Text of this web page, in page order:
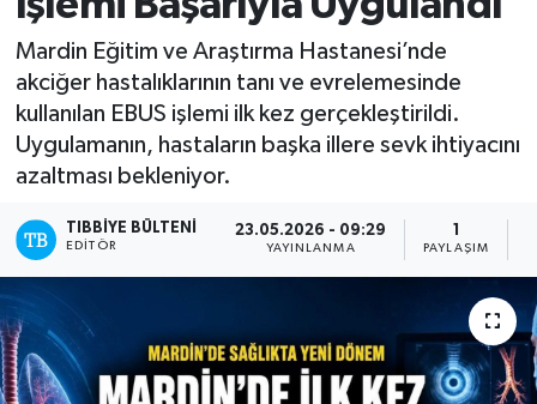
Mardin Eğitim ve Araştırma Hastanesi’nde
akciğer hastalıklarının tanı ve evrelemesinde
kullanılan EBUS işlemi ilk kez gerçekleştirildi.
Uygulamanın, hastaların başka illere sevk ihtiyacını
azaltması bekleniyor.
TIBBIYE BÜLTENI
EDITÖR
23.05.2026 - 09:29
YAYINLANMA PAYLAŞIM
Yazarlar